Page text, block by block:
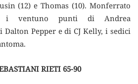
(12) e Thomas (10). Monferrato
i ventuno punti di Andrea
Dalton Pepper e di CJ Kelly, i sedici
RIETI 65-90